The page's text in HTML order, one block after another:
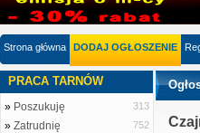
Strona główna DODAJ OGŁOSZENIE
PRACA TARNÓW
» Poszukuję 313
» Zatrudnię 752